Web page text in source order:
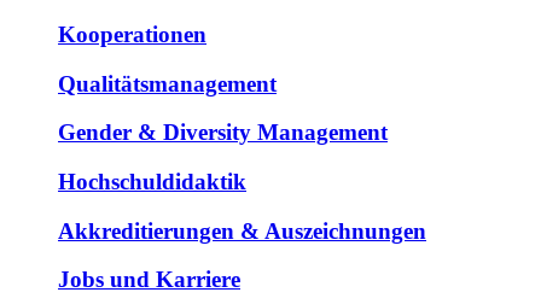
Kooperationen
Qualitätsmanagement
Gender & Diversity Management
Hochschuldidaktik
Akkreditierungen & Auszeichnungen
Jobs und Karriere